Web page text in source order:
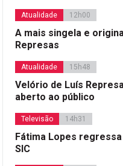
Atualidade 12h00
A mais singela e
Represas
Atualidade 15h48
Velório de Luís
aberto ao público
Televisão 14h31
Fátima Lopes
SIC